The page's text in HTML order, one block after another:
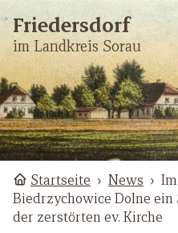
Friedersdorf
im Landkreis Sorau
Startseite › News ›
Biedrzychowice Dolne
der zerstörten ev. Kirche